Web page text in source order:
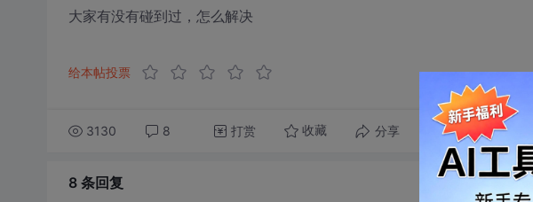
大家有没有碰到过，怎么解决
给本帖投票
3130 8 打赏 收藏 分享 转发到动态
8 条回复